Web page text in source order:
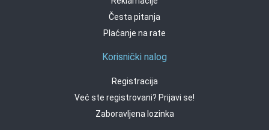
Česta pitanja
Plaćanje na rate
Korisnički nalog
Registracija
Već ste registrovani? Prijavi se!
Zaboravljena lozinka